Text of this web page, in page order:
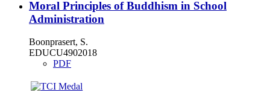
Moral Principles of Buddhism in School
Administration
Boonprasert, S.
EDUCU4902018
PDF